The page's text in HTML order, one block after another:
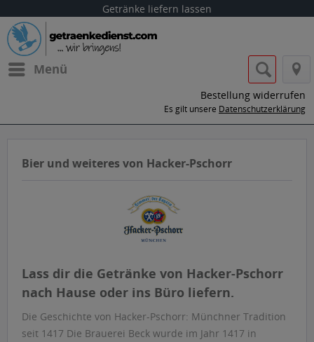
Getränke liefern lassen
Menü
Bestellung widerrufen
Es gilt unsere Datenschutzerklärung
Bier und weiteres von Hacker-Pschorr
Lass dir die Getränke von Hacker-Pschorr
nach Hause oder ins Büro liefern.
Die Geschichte von Hacker-Pschorr: Münchner Tradition
seit 1417 Die Brauerei Beck wurde im Jahr 1417 in